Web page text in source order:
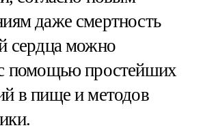
даже смертность
сердца можно
с помощью простейших
в пище и методов